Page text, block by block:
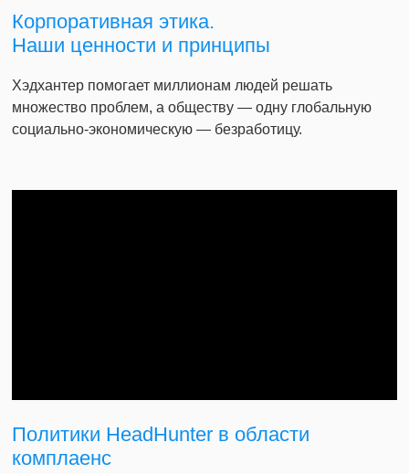
Корпоративная этика.
Наши ценности и принципы
Хэдхантер помогает миллионам людей решать
множество проблем, а обществу — одну глобальную
социально-экономическую — безработицу.
Политики HeadHunter в области
комплаенс